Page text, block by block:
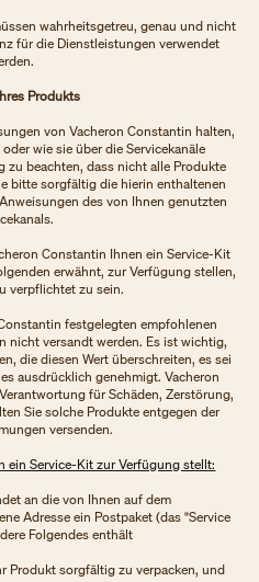
wahrheitsgetreu, genau und nicht
für die Dienstleistungen verwendet
Produkts
von Vacheron Constantin halten,
wie sie über die Servicekanäle
zu beachten, dass nicht alle Produkte
bitte sorgfältig die hierin enthaltenen
des von Ihnen genutzten
Constantin Ihnen ein Service-Kit
erwähnt, zur Verfügung stellen,
verpflichtet zu sein.
festgelegten empfohlenen
nicht versandt werden. Es ist wichtig,
die diesen Wert überschreiten, es sei
ausdrücklich genehmigt. Vacheron
für Schäden, Zerstörung,
Sie solche Produkte entgegen der
versenden.
ein Service-Kit zur Verfügung stellt:
an die von Ihnen auf dem
Adresse ein Postpaket (das "Service
Folgendes enthält
Produkt sorgfältig zu verpacken, und